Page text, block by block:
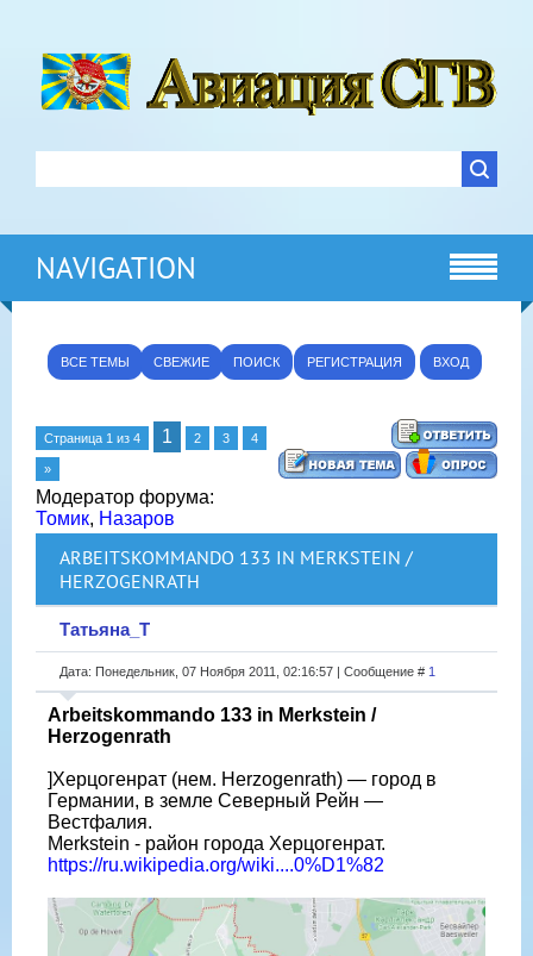
NAVIGATION
ВСЕ ТЕМЫ СВЕЖИЕ ПОИСК РЕГИСТРАЦИЯ ВХОД
Страница 1 из 4 1 2 3 4
»
Модератор форума:
Томик, Назаров
ARBEITSKOMMANDO 133 IN MERKSTEIN /
HERZOGENRATH
Татьяна_Т
Дата: Понедельник, 07 Ноября 2011, 02:16:57 | Сообщение # 1
Arbeitskommando 133 in Merkstein /
Herzogenrath
]Херцогенрат (нем. Herzogenrath) — город в
Германии, в земле Северный Рейн —
Вестфалия.
Merkstein - район города Херцогенрат.
https://ru.wikipedia.org/wiki....0%D1%82